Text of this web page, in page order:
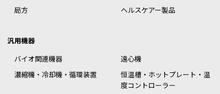
局方
ヘルスケアー製品
汎用機器
バイオ関連機器
遠心機
濃縮機・冷却機・循環装置
恒温槽・ホットプレート・温
度コントローラー